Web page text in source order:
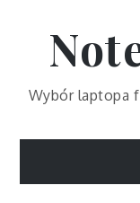
Wybór laptopa